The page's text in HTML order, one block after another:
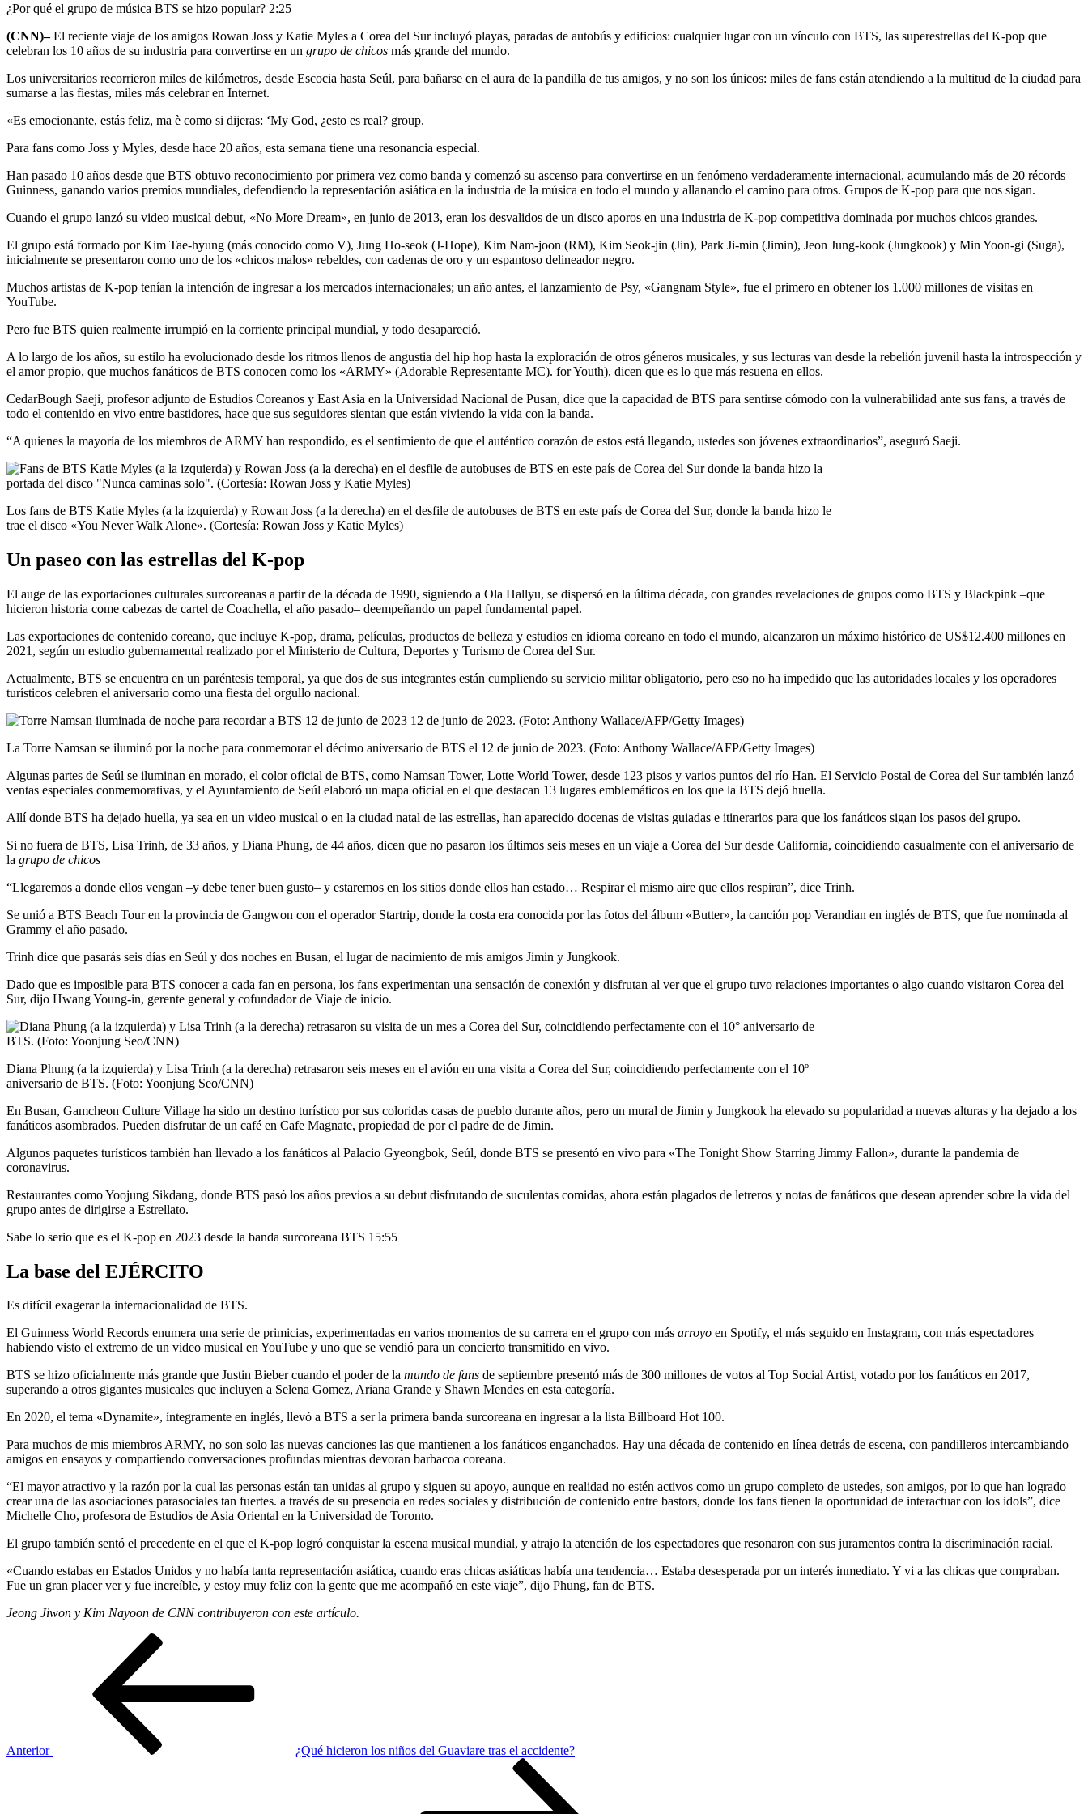
¿Por qué el grupo de música BTS se hizo popular? 2:25
(CNN)–El reciente viaje de los amigos Rowan Joss y Katie Myles a Corea del Sur incluyó playas, paradas de autobús y edificios: cualquier lugar con un vínculo con BTS, las superestrellas del K-pop que
celebran los 10 años de su industria para convertirse en un grupo de chicos más grande del mundo.
Los universitarios recorrieron miles de kilómetros, desde Escocia hasta Seúl, para bañarse en el aura de la pandilla de tus amigos, y no son los únicos: miles de fans están atendiendo a la multitud de la ciudad para
sumarse a las fiestas, miles más celebrar en Internet.
«Es emocionante, estás feliz, ma è como si dijeras: ‘My God, ¿esto es real? group.
Para fans como Joss y Myles, desde hace 20 años, esta semana tiene una resonancia especial.
Han pasado 10 años desde que BTS obtuvo reconocimiento por primera vez como banda y comenzó su ascenso para convertirse en un fenómeno verdaderamente internacional, acumulando más de 20 récords
Guinness, ganando varios premios mundiales, defendiendo la representación asiática en la industria de la música en todo el mundo y allanando el camino para otros. Grupos de K-pop para que nos sigan.
Cuando el grupo lanzó su video musical debut, «No More Dream», en junio de 2013, eran los desvalidos de un disco aporos en una industria de K-pop competitiva dominada por muchos chicos grandes.
El grupo está formado por Kim Tae-hyung (más conocido como V), Jung Ho-seok (J-Hope), Kim Nam-joon (RM), Kim Seok-jin (Jin), Park Ji-min (Jimin), Jeon Jung-kook (Jungkook) y Min Yoon-gi (Suga),
inicialmente se presentaron como uno de los «chicos malos» rebeldes, con cadenas de oro y un espantoso delineador negro.
Muchos artistas de K-pop tenían la intención de ingresar a los mercados internacionales; un año antes, el lanzamiento de Psy, «Gangnam Style», fue el primero en obtener los 1.000 millones de visitas en
YouTube.
Pero fue BTS quien realmente irrumpió en la corriente principal mundial, y todo desapareció.
A lo largo de los años, su estilo ha evolucionado desde los ritmos llenos de angustia del hip hop hasta la exploración de otros géneros musicales, y sus lecturas van desde la rebelión juvenil hasta la introspección y
el amor propio, que muchos fanáticos de BTS conocen como los «ARMY» (Adorable Representante MC). for Youth), dicen que es lo que más resuena en ellos.
CedarBough Saeji, profesor adjunto de Estudios Coreanos y East Asia en la Universidad Nacional de Pusan, dice que la capacidad de BTS para sentirse cómodo con la vulnerabilidad ante sus fans, a través de
todo el contenido en vivo entre bastidores, hace que sus seguidores sientan que están viviendo la vida con la banda.
“A quienes la mayoría de los miembros de ARMY han respondido, es el sentimiento de que el auténtico corazón de estos está llegando, ustedes son jóvenes extraordinarios”, aseguró Saeji.
Los fans de BTS Katie Myles (a la izquierda) y Rowan Joss (a la derecha) en el desfile de autobuses de BTS en este país de Corea del Sur, donde la banda hizo le
trae el disco «You Never Walk Alone». (Cortesía: Rowan Joss y Katie Myles)
Un paseo con las estrellas del K-pop
El auge de las exportaciones culturales surcoreanas a partir de la década de 1990, siguiendo a Ola Hallyu, se dispersó en la última década, con grandes revelaciones de grupos como BTS y Blackpink –que
hicieron historia come cabezas de cartel de Coachella, el año pasado– deempeñando un papel fundamental papel.
Las exportaciones de contenido coreano, que incluye K-pop, drama, películas, productos de belleza y estudios en idioma coreano en todo el mundo, alcanzaron un máximo histórico de US$12.400 millones en
2021, según un estudio gubernamental realizado por el Ministerio de Cultura, Deportes y Turismo de Corea del Sur.
Actualmente, BTS se encuentra en un paréntesis temporal, ya que dos de sus integrantes están cumpliendo su servicio militar obligatorio, pero eso no ha impedido que las autoridades locales y los operadores
turísticos celebren el aniversario como una fiesta del orgullo nacional.
La Torre Namsan se iluminó por la noche para conmemorar el décimo aniversario de BTS el 12 de junio de 2023. (Foto: Anthony Wallace/AFP/Getty Images)
Algunas partes de Seúl se iluminan en morado, el color oficial de BTS, como Namsan Tower, Lotte World Tower, desde 123 pisos y varios puntos del río Han. El Servicio Postal de Corea del Sur también lanzó
ventas especiales conmemorativas, y el Ayuntamiento de Seúl elaboró ​​un mapa oficial en el que destacan 13 lugares emblemáticos en los que la BTS dejó huella.
Allí donde BTS ha dejado huella, ya sea en un video musical o en la ciudad natal de las estrellas, han aparecido docenas de visitas guiadas e itinerarios para que los fanáticos sigan los pasos del grupo.
Si no fuera de BTS, Lisa Trinh, de 33 años, y Diana Phung, de 44 años, dicen que no pasaron los últimos seis meses en un viaje a Corea del Sur desde California, coincidiendo casualmente con el aniversario de
la grupo de chicos
“Llegaremos a donde ellos vengan –y debe tener buen gusto– y estaremos en los sitios donde ellos han estado… Respirar el mismo aire que ellos respiran”, dice Trinh.
Se unió a BTS Beach Tour en la provincia de Gangwon con el operador Startrip, donde la costa era conocida por las fotos del álbum «Butter», la canción pop Verandian en inglés de BTS, que fue nominada al
Grammy el año pasado.
Trinh dice que pasarás seis días en Seúl y dos noches en Busan, el lugar de nacimiento de mis amigos Jimin y Jungkook.
Dado que es imposible para BTS conocer a cada fan en persona, los fans experimentan una sensación de conexión y disfrutan al ver que el grupo tuvo relaciones importantes o algo cuando visitaron Corea del
Sur, dijo Hwang Young-in, gerente general y cofundador de Viaje de inicio.
Diana Phung (a la izquierda) y Lisa Trinh (a la derecha) retrasaron seis meses en el avión en una visita a Corea del Sur, coincidiendo perfectamente con el 10º
aniversario de BTS. (Foto: Yoonjung Seo/CNN)
En Busan, Gamcheon Culture Village ha sido un destino turístico por sus coloridas casas de pueblo durante años, pero un mural de Jimin y Jungkook ha elevado su popularidad a nuevas alturas y ha dejado a los
fanáticos asombrados. Pueden disfrutar de un café en Cafe Magnate, propiedad de por el padre de de Jimin.
Algunos paquetes turísticos también han llevado a los fanáticos al Palacio Gyeongbok, Seúl, donde BTS se presentó en vivo para «The Tonight Show Starring Jimmy Fallon», durante la pandemia de
coronavirus.
Restaurantes como Yoojung Sikdang, donde BTS pasó los años previos a su debut disfrutando de suculentas comidas, ahora están plagados de letreros y notas de fanáticos que desean aprender sobre la vida del
grupo antes de dirigirse a Estrellato.
Sabe lo serio que es el K-pop en 2023 desde la banda surcoreana BTS 15:55
La base del EJÉRCITO
Es difícil exagerar la internacionalidad de BTS.
El Guinness World Records enumera una serie de primicias, experimentadas en varios momentos de su carrera en el grupo con más arroyo en Spotify, el más seguido en Instagram, con más espectadores
habiendo visto el extremo de un video musical en YouTube y uno que se vendió para un concierto transmitido en vivo.
BTS se hizo oficialmente más grande que Justin Bieber cuando el poder de la mundo de fans de septiembre presentó más de 300 millones de votos al Top Social Artist, votado por los fanáticos en 2017,
superando a otros gigantes musicales que incluyen a Selena Gomez, Ariana Grande y Shawn Mendes en esta categoría.
En 2020, el tema «Dynamite», íntegramente en inglés, llevó a BTS a ser la primera banda surcoreana en ingresar a la lista Billboard Hot 100.
Para muchos de mis miembros ARMY, no son solo las nuevas canciones las que mantienen a los fanáticos enganchados. Hay una década de contenido en línea detrás de escena, con pandilleros intercambiando
amigos en ensayos y compartiendo conversaciones profundas mientras devoran barbacoa coreana.
“El mayor atractivo y la razón por la cual las personas están tan unidas al grupo y siguen su apoyo, aunque en realidad no estén activos como un grupo completo de ustedes, son amigos, por lo que han logrado
crear una de las asociaciones parasociales tan fuertes. a través de su presencia en redes sociales y distribución de contenido entre bastors, donde los fans tienen la oportunidad de interactuar con los idols”, dice
Michelle Cho, profesora de Estudios de Asia Oriental en la Universidad de Toronto.
El grupo también sentó el precedente en el que el K-pop logró conquistar la escena musical mundial, y atrajo la atención de los espectadores que resonaron con sus juramentos contra la discriminación racial.
«Cuando estabas en Estados Unidos y no había tanta representación asiática, cuando eras chicas asiáticas había una tendencia… Estaba desesperada por un interés inmediato. Y vi a las chicas que compraban.
Fue un gran placer ver y fue increíble, y estoy muy feliz con la gente que me acompañó en este viaje”, dijo Phung, fan de BTS.
Jeong Jiwon y Kim Nayoon de CNN contribuyeron con este artículo.
Anterior
¿Qué hicieron los niños del Guaviare tras el accidente?